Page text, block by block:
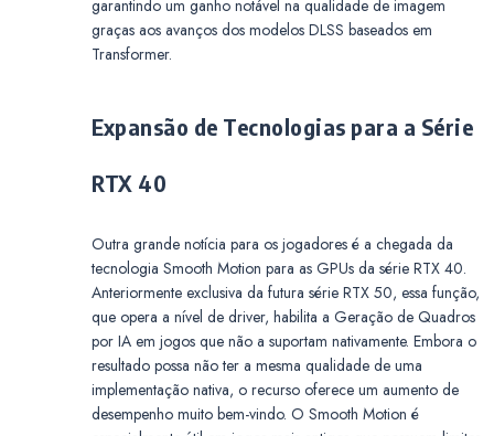
garantindo um ganho notável na qualidade de imagem
graças aos avanços dos modelos DLSS baseados em
Transformer.
Expansão de Tecnologias para a Série
RTX 40
Outra grande notícia para os jogadores é a chegada da
tecnologia Smooth Motion para as GPUs da série RTX 40.
Anteriormente exclusiva da futura série RTX 50, essa função,
que opera a nível de driver, habilita a Geração de Quadros
por IA em jogos que não a suportam nativamente. Embora o
resultado possa não ter a mesma qualidade de uma
implementação nativa, o recurso oferece um aumento de
desempenho muito bem-vindo. O Smooth Motion é